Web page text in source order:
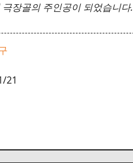
장골의 주인공이 되었습니다.
21